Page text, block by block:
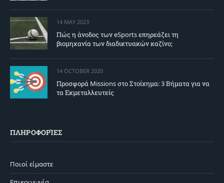
14 MAY 2023
Πώς η άνοδος των eSports επηρεάζει τη
βιομηχανία των διαδικτυακών καζίνο;
14 OCTOBER 2020
Προσφορά Missions στο Στοίχημα: 3 Βήματα για να
τα Εκμεταλλευτείς
ΠΛΗΡΟΦΟΡΊΕΣ
Ποιοί είμαστε